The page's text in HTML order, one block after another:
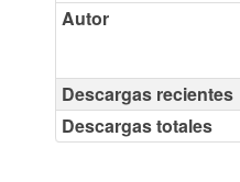
Autor
Descargas recientes
Descargas totales